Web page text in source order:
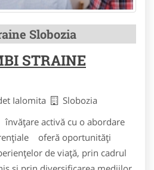
Slobozia
STRAINE
Ialomita
Slobozia
activă cu o abordare
oferă oportunităţi
de viaţă, prin cadrul